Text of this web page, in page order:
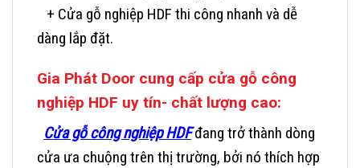
+ Cửa gỗ nghiệp HDF thi công nhanh và dễ
dàng lắp đặt.
Gia Phát Door cung cấp cửa gỗ công
nghiệp HDF uy tín- chất lượng cao:
Cửa gỗ công nghiệp HDFđang trở thành dòng
cửa ưa chuộng trên thị trường, bởi nó thích hợp